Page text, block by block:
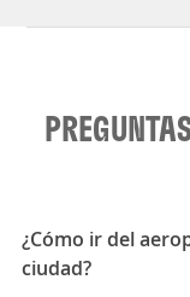
¿Cómo ir del
ciudad?